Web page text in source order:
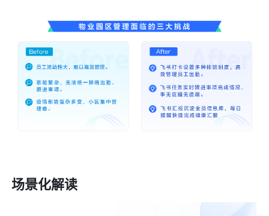
场景化解读